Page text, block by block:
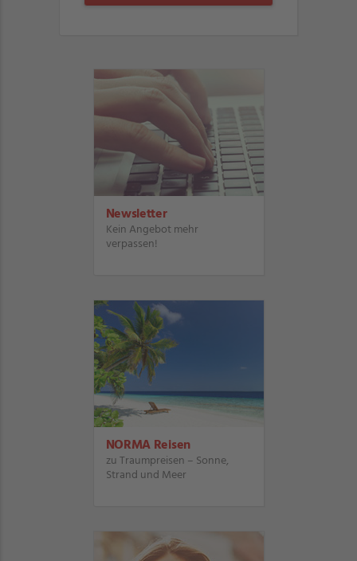
Newsletter
Kein Angebot mehr
verpassen!
NORMA Reisen
zu Traumpreisen – Sonne,
Strand und Meer